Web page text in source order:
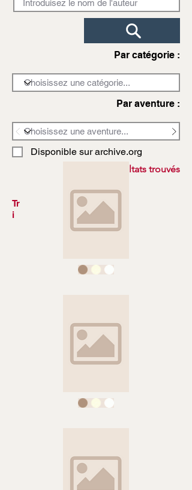
Par catégorie :
Par aventure :
Disponible sur archive.org
3972 résultats trouvés
Tr
i